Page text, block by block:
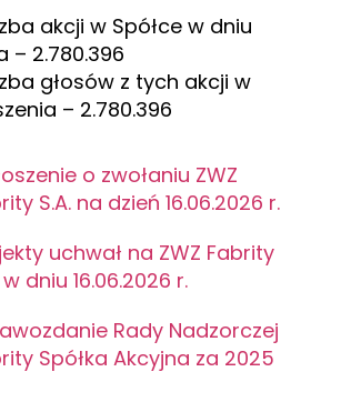
akcji w Spółce w dniu
– 2.780.396
głosów z tych akcji w
– 2.780.396
o zwołaniu ZWZ
S.A. na dzień 16.06.2026 r.
uchwał na ZWZ Fabrity
w dniu 16.06.2026 r.
Rady Nadzorczej
Spółka Akcyjna za 2025